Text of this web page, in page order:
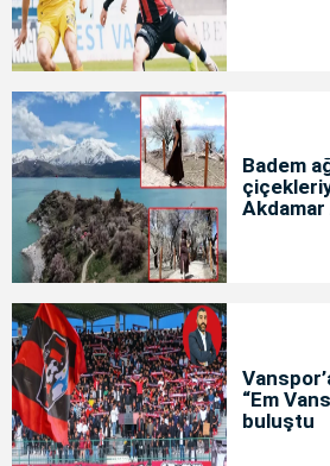
Badem
“Em
buluştu